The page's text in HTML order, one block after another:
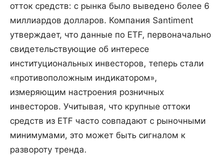
отток средств: с рынка было выведено более 6
миллиардов долларов. Компания Santiment
утверждает, что данные по ETF, первоначально
свидетельствующие об интересе
институциональных инвесторов, теперь стали
«противоположным индикатором»,
измеряющим настроения розничных
инвесторов. Учитывая, что крупные оттоки
средств из ETF часто совпадают с рыночными
минимумами, это может быть сигналом к
развороту тренда.